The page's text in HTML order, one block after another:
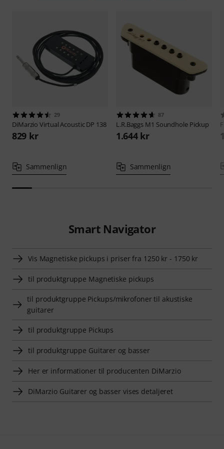
29
DiMarzioVirtual Acoustic DP 138
829 kr
Sammenlign
87
L.R.Baggs M1 Soundhole Pickup
1.644 kr
Sammenlign
Smart Navigator
Vis Magnetiske pickups i priser fra 1250 kr - 1750 kr
til produktgruppe Magnetiske pickups
til produktgruppe Pickups/mikrofoner til akustiske
guitarer
til produktgruppe Pickups
til produktgruppe Guitarer og basser
Her er informationer til producenten DiMarzio
DiMarzio Guitarer og basser vises detaljeret